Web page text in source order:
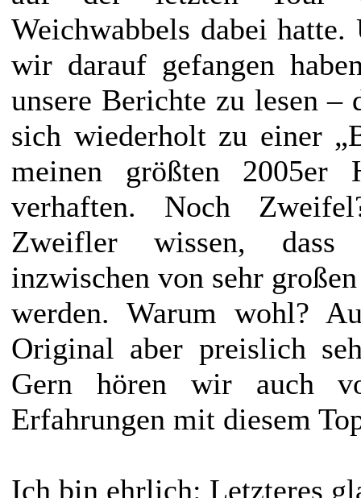
Weichwabbels dabei
wir darauf gefangen
unsere Berichte zu lesen –
sich wiederholt zu einer
meinen größten
verhaften. Noch
Zweifler wissen, dass
inzwischen von sehr
werden. Warum wohl?
Original aber preislich
Gern hören wir auch
Erfahrungen mit diesem
Ich bin ehrlich: Letzteres